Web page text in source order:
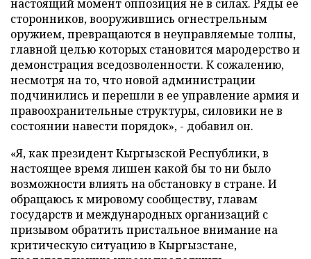
настоящий момент оппозиция не в силах. Ряды ее
сторонников, вооружившись огнестрельным
оружием, превращаются в неуправляемые толпы,
главной целью которых становится мародерство и
демонстрация вседозволенности. К сожалению,
несмотря на то, что новой администрации
подчинились и перешли в ее управление армия и
правоохранительные структуры, силовики не в
состоянии навести порядок», - добавил он.
«Я, как президент Кыргызской Республики, в
настоящее время лишен какой бы то ни было
возможности влиять на обстановку в стране. И
обращаюсь к мировому сообществу, главам
государств и международных организаций с
призывом обратить пристальное внимание на
критическую ситуацию в Кыргызстане,